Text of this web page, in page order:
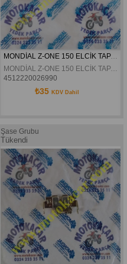
MONDİAL Z-ONE 150 ELCİK TAPASI ORJİNAL
MONDİAL Z-ONE 150 ELCİK TAPASI ORJİNAL
4512220026990
₺35 KDV Dahil
Şase Grubu
Tükendi